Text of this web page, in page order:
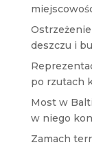
deszczu i
po rzutach
Most w
w niego
Zamach